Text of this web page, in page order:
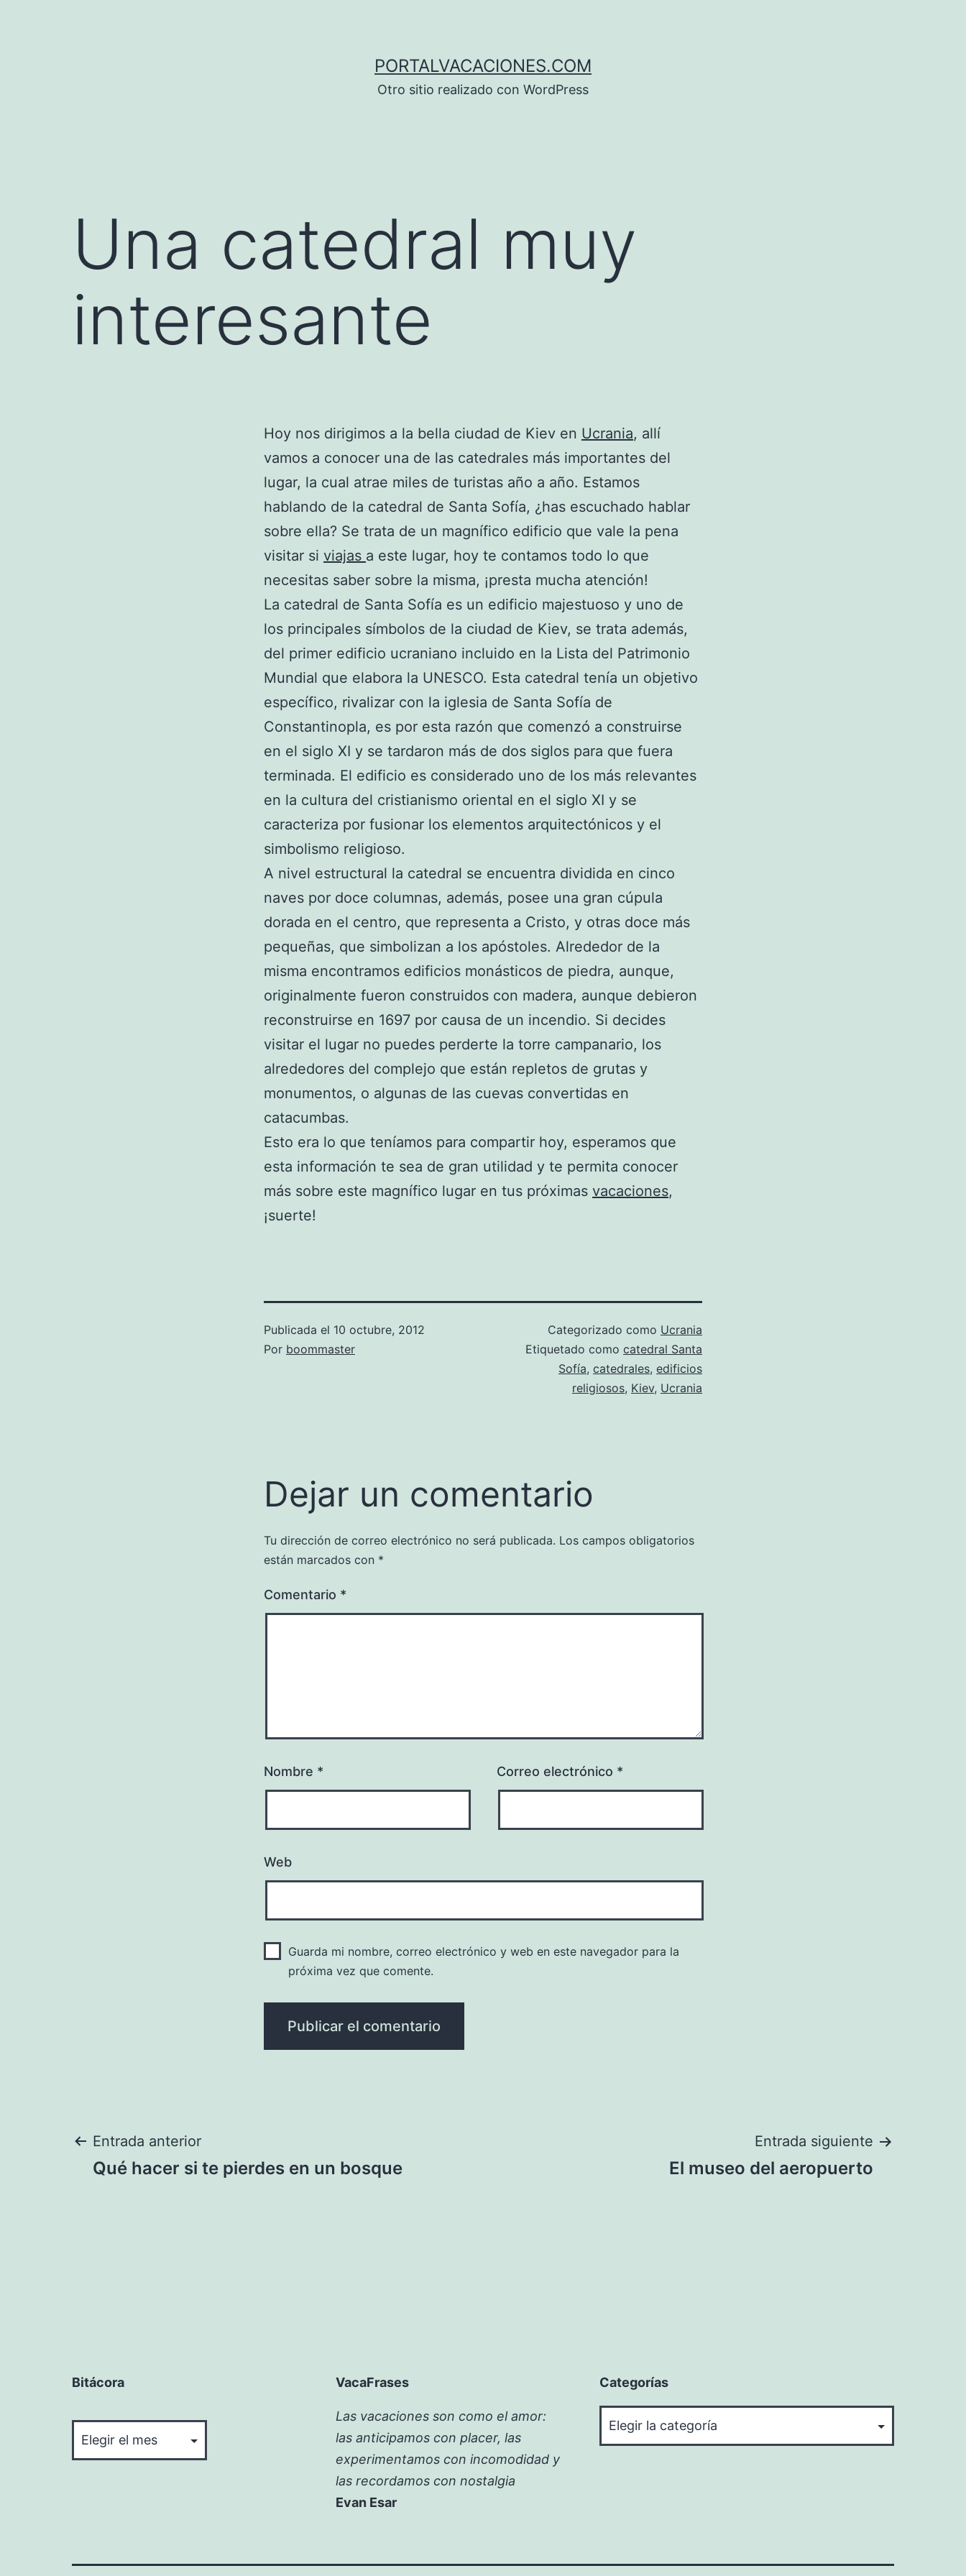
PORTALVACACIONES.COM
Otro sitio realizado con WordPress
Una catedral muy
interesante
Hoy nos dirigimos a la bella ciudad de Kiev en Ucrania, allí
vamos a conocer una de las catedrales más importantes del
lugar, la cual atrae miles de turistas año a año. Estamos
hablando de la catedral de Santa Sofía, ¿has escuchado hablar
sobre ella? Se trata de un magnífico edificio que vale la pena
visitar si viajas a este lugar, hoy te contamos todo lo que
necesitas saber sobre la misma, ¡presta mucha atención!
La catedral de Santa Sofía es un edificio majestuoso y uno de
los principales símbolos de la ciudad de Kiev, se trata además,
del primer edificio ucraniano incluido en la Lista del Patrimonio
Mundial que elabora la UNESCO. Esta catedral tenía un objetivo
específico, rivalizar con la iglesia de Santa Sofía de
Constantinopla, es por esta razón que comenzó a construirse
en el siglo XI y se tardaron más de dos siglos para que fuera
terminada. El edificio es considerado uno de los más relevantes
en la cultura del cristianismo oriental en el siglo XI y se
caracteriza por fusionar los elementos arquitectónicos y el
simbolismo religioso.
A nivel estructural la catedral se encuentra dividida en cinco
naves por doce columnas, además, posee una gran cúpula
dorada en el centro, que representa a Cristo, y otras doce más
pequeñas, que simbolizan a los apóstoles. Alrededor de la
misma encontramos edificios monásticos de piedra, aunque,
originalmente fueron construidos con madera, aunque debieron
reconstruirse en 1697 por causa de un incendio. Si decides
visitar el lugar no puedes perderte la torre campanario, los
alrededores del complejo que están repletos de grutas y
monumentos, o algunas de las cuevas convertidas en
catacumbas.
Esto era lo que teníamos para compartir hoy, esperamos que
esta información te sea de gran utilidad y te permita conocer
más sobre este magnífico lugar en tus próximas vacaciones,
¡suerte!
Publicada el 10 octubre, 2012
Por boommaster
Categorizado como Ucrania
Etiquetado como catedral Santa
Sofía, catedrales, edificios
religiosos, Kiev, Ucrania
Dejar un comentario
Tu dirección de correo electrónico no será publicada. Los campos obligatorios
están marcados con *
Comentario *
Nombre * Correo electrónico *
Web
Guarda mi nombre, correo electrónico y web en este navegador para la
próxima vez que comente.
Navegación
Entrada anterior
Qué hacer si te pierdes en un bosque
Entrada siguiente
El museo del aeropuerto
Bitácora VacaFrases
Las vacaciones son como el amor:
las anticipamos con placer, las
experimentamos con incomodidad y
las recordamos con nostalgia
Evan Esar
Categorías